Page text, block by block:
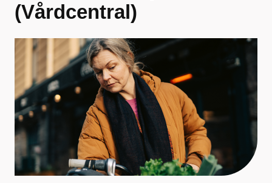
(Vårdcentral)